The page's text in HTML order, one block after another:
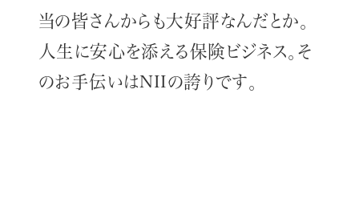
当の皆さんからも大好評なんだとか。
人生に安心を添える保険ビジネス。そ
のお手伝いはNIIの誇りです。